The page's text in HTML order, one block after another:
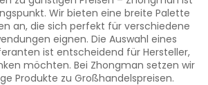
Wir bieten eine breite Palette
an, die sich perfekt für verschiedene
eignen. Die Auswahl eines
ist entscheidend für Hersteller,
möchten. Bei Zhongman setzen wir
Produkte zu Großhandelspreisen.